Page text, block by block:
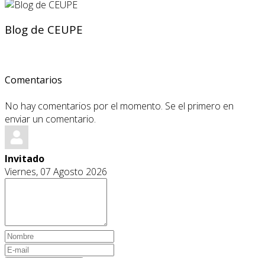
Blog de CEUPE
Comentarios
No hay comentarios por el momento. Se el primero en
enviar un comentario.
Invitado
Viernes, 07 Agosto 2026